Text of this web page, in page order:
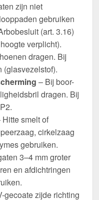
zijn niet
gebruiken
(art. 3.16)
verplicht).
dragen. Bij
(glasvezelstof).
– Bij boor-
dragen. Bij
Hitte smelt of
cirkelzaag
gebruiken.
3–4 mm groter
en afdichtringen
gecoate zijde richting